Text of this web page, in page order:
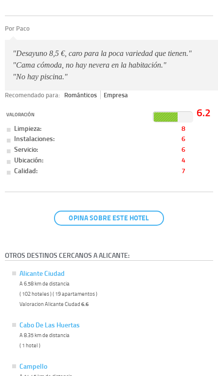
Por Paco
"Desayuno 8,5 €, caro para la poca variedad que tienen."
"Cama cómoda, no hay nevera en la habitación."
"No hay piscina."
Recomendado para: Románticos Empresa
VALORACIÓN 6.2
Limpieza:
8
Instalaciones:
6
Servicio:
6
Ubicación:
4
Calidad:
7
OPINA SOBRE ESTE HOTEL
OTROS DESTINOS CERCANOS A ALICANTE:
Alicante Ciudad
A 6.58 km de distancia
( 102 hoteles ) ( 19 apartamentos )
Valoracion Alicante Ciudad 6.6
Cabo De Las Huertas
A 8.35 km de distancia
( 1 hotel )
Campello